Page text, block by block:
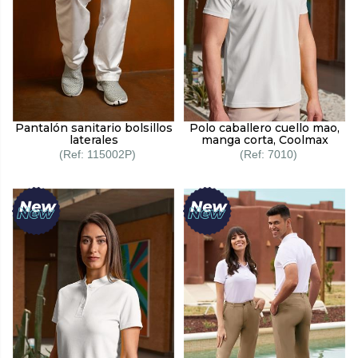
Pantalón sanitario bolsillos
laterales
115002P
Polo caballero cuello mao,
manga corta, Coolmax
7010